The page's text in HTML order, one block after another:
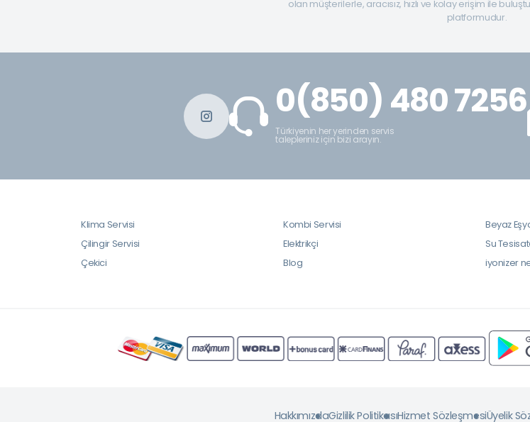
olan müşterilerle, aracısız, hızlı ve kolay erişim ile
platformudur.
0(850) 480 7256
Türkiyenin her yerinden servis
talepleriniz için bizi arayın.
Klima Servisi Kombi Servisi Beyaz
Çilingir Servisi
Elektrikçi Su
Çekici
Blog iyonizer
HakkımızdaGizlilik PolitikasıHizmet SözleşmesiÜyelik